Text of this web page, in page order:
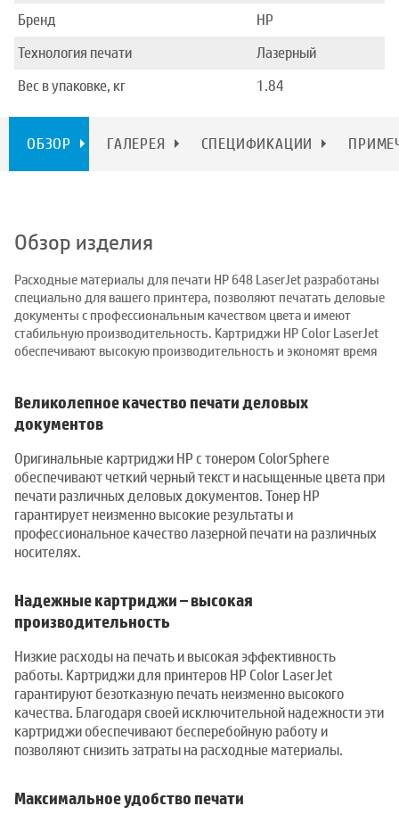
Бренд
HP
Технология печати
Лазерный
Вес в упаковке, кг
1.84
ОБЗОР ГАЛЕРЕЯ СПЕЦИФИКАЦИИ
Обзор изделия
Расходные материалы для печати HP 648 LaserJet разработаны
специально для вашего принтера, позволяют печатать деловые
документы с профессиональным качеством цвета и имеют
стабильную производительность. Картриджи HP Color LaserJet
обеспечивают высокую производительность и экономят время
Великолепное качество печати деловых
документов
Оригинальные картриджи HP с тонером ColorSphere
обеспечивают четкий черный текст и насыщенные цвета при
печати различных деловых документов. Тонер HP
гарантирует неизменно высокие результаты и
профессиональное качество лазерной печати на различных
носителях.
Надежные картриджи – высокая
производительность
Низкие расходы на печать и высокая эффективность
работы. Картриджи для принтеров HP Color LaserJet
гарантируют безотказную печать неизменно высокого
качества. Благодаря своей исключительной надежности эти
картриджи обеспечивают бесперебойную работу и
позволяют снизить затраты на расходные материалы.
Максимальное удобство печати